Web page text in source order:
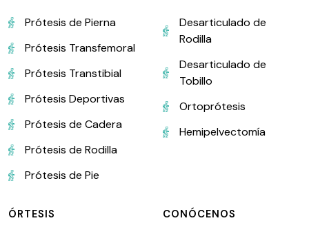
Prótesis de Pierna
Prótesis Transfemoral
Prótesis Transtibial
Prótesis Deportivas
Prótesis de Cadera
Prótesis de Rodilla
Prótesis de Pie
Desarticulado de
Rodilla
Desarticulado de
Tobillo
Ortoprótesis
Hemipelvectomía
ÓRTESIS CONÓCENOS